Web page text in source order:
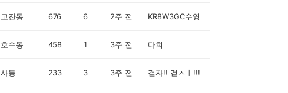
고잔동 676 6 2주 전 KR8W3GC수영
호수동 458 1 3주 전 다희
사동 233 3 3주 전 걷자!! 걷ㅈㅏ!!!